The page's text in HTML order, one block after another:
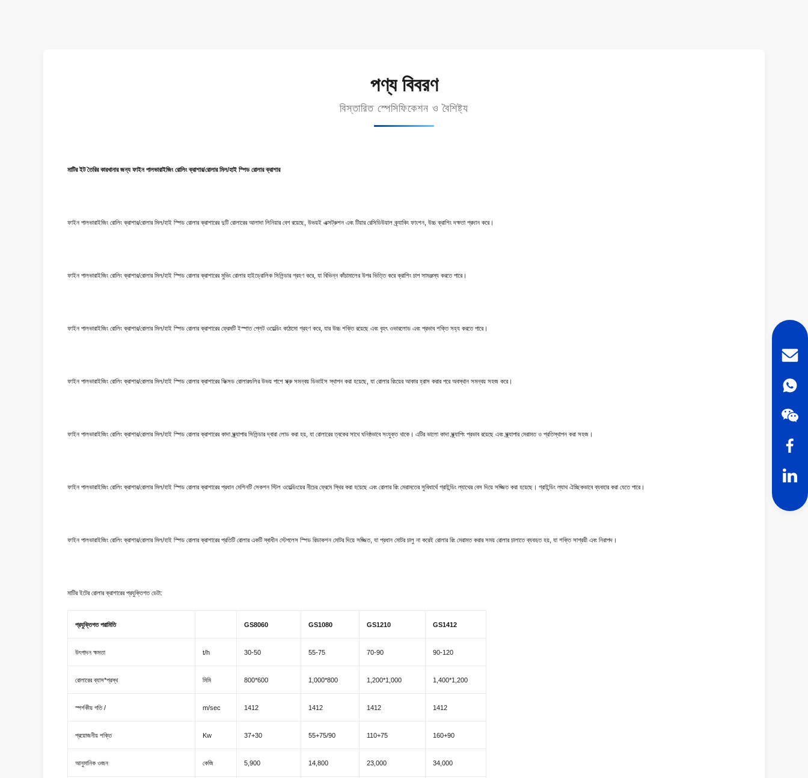
পণ্য বিবরণ
বিস্তারিত স্পেসিফিকেশন ও বৈশিষ্ট্য
মাটির ইট তৈরির কারখানার জন্য ফাইন পালভারাইজিং রোলিং ক্রাশার/রোলার মিল/হাই স্পিড রোলার ক্রাশার
ফাইন পালভারাইজিং রোলিং ক্রাশার/রোলার মিল/হাই স্পিড রোলার ক্রাশারের দুটি রোলারের আলাদা লিনিয়ার বেগ রয়েছে, উভয়ই এক্সট্রুশন এবং টিয়ার রেসিডিউয়াল ক্র্যাকিং ফাংশন, উচ্চ ক্রাশিং দক্ষতা প্রদান করে।
ফাইন পালভারাইজিং রোলিং ক্রাশার/রোলার মিল/হাই স্পিড রোলার ক্রাশারের মুভিং রোলার হাইড্রোলিক সিলিন্ডার গ্রহণ করে, যা বিভিন্ন কাঁচামালের উপর ভিত্তি করে ক্রাশিং চাপ সামঞ্জস্য করতে পারে।
ফাইন পালভারাইজিং রোলিং ক্রাশার/রোলার মিল/হাই স্পিড রোলার ক্রাশারের ফ্রেমটি ইস্পাত প্লেট ওয়েল্ডিং কাঠামো গ্রহণ করে, যার উচ্চ শক্তি রয়েছে এবং বৃহৎ ওভারলোড এবং প্রভাব শক্তি সহ্য করতে পারে।
ফাইন পালভারাইজিং রোলিং ক্রাশার/রোলার মিল/হাই স্পিড রোলার ক্রাশারের ফিক্সড রোলারগুলির উভয় পাশে স্ক্রু সমন্বয় ডিভাইস স্থাপন করা হয়েছে, যা রোলার রিংয়ের আকার হ্রাস করার পরে অবস্থান সমন্বয় সহজ করে।
ফাইন পালভারাইজিং রোলিং ক্রাশার/রোলার মিল/হাই স্পিড রোলার ক্রাশারের কাদা স্ক্র্যাপার সিলিন্ডার দ্বারা লোড করা হয়, যা রোলারের ত্বকের সাথে ঘনিষ্ঠভাবে সংযুক্ত থাকে। এটির ভালো কাদা স্ক্র্যাপিং প্রভাব রয়েছে এবং স্ক্র্যাপার মেরামত ও প্রতিস্থাপন করা সহজ।
ফাইন পালভারাইজিং রোলিং ক্রাশার/রোলার মিল/হাই স্পিড রোলার ক্রাশারের প্রধান মেশিনটি সেকশন স্টিল ওয়েল্ডিংয়ের নীচের ফ্রেমে স্থির করা হয়েছে এবং রোলার রিং মেরামতের সুবিধার্থে গ্রাইন্ডিং ল্যাথের বেস দিয়ে সজ্জিত করা হয়েছে। গ্রাইন্ডিং ল্যাথ ঐচ্ছিকভাবে ব্যবহার করা যেতে পারে।
ফাইন পালভারাইজিং রোলিং ক্রাশার/রোলার মিল/হাই স্পিড রোলার ক্রাশারের প্রতিটি রোলার একটি স্বাধীন স্টেপলেস স্পিড রিডাকশন মোটর দিয়ে সজ্জিত, যা প্রধান মোটর চালু না করেই রোলার রিং মেরামত করার সময় রোলার চালাতে ব্যবহৃত হয়, যা শক্তি সাশ্রয়ী এবং নিরাপদ।
মাটির ইটের রোলার ক্রাশারের প্রযুক্তিগত ডেটা:
প্রযুক্তিগত পরামিতি GS8060 GS1080 GS1210 GS1412
উৎপাদন ক্ষমতা t/h 30-50 55-75 70-90 90-120
রোলারের ব্যাস*প্রস্থ মিমি 800*600 1,000*800 1,200*1,000 1,400*1,200
স্পর্শকীয় গতি / m/sec 1412 1412 1412 1412
প্রয়োজনীয় শক্তি Kw 37+30 55+75/90 110+75 160+90
আনুমানিক ওজন কেজি 5,900 14,800 23,000 34,000